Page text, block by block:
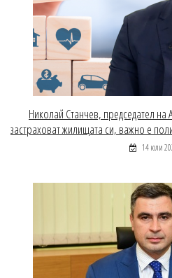
Николай Станчев, председател на
застраховат жилищата си, важно е
14 юли